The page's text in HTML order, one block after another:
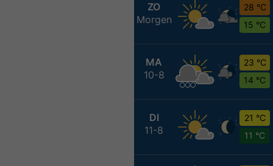
ZO
Morgen
28 °C
15 °C
MA
10-8
23 °C
14 °C
DI
11-8
21 °C
11 °C